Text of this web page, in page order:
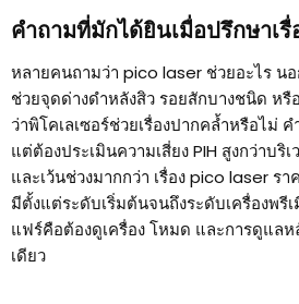
คำถามที่มักได้ยินเมื่อปรึกษาเรื่
หลายคนถามว่า pico laser ช่วยอะไร นอ
ช่วยจุดด่างดำหลังสิว รอยสักบางชนิด ห
ว่าพิโคเลเซอร์ช่วยเรื่องปากคล้ำหรือไม่
แต่ต้องประเมินความเสี่ยง PIH สูงกว่าบริ
และเว้นช่วงมากกว่า เรื่อง pico laser ร
มีตั้งแต่ระดับเริ่มต้นจนถึงระดับเครื่องพรี
แฟร์คือต้องดูเครื่อง โหมด และการดูแลห
เดียว